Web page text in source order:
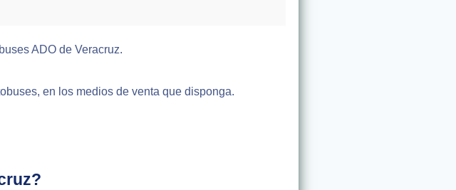
ADO de Veracruz.
en los medios de venta que disponga.